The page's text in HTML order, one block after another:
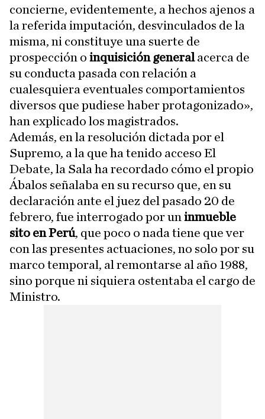
concierne, evidentemente, a hechos ajenos a
la referida imputación, desvinculados de la
misma, ni constituye una suerte de
prospección o inquisición generalacerca de
su conducta pasada con relación a
cualesquiera eventuales comportamientos
diversos que pudiese haber protagonizado»,
han explicado los magistrados.
Además, en la resolución dictada por el
Supremo, a la que ha tenido acceso El
Debate, la Sala ha recordado cómo el propio
Ábalos señalaba en su recurso que, en su
declaración ante el juez del pasado 20 de
febrero, fue interrogado por un inmueble
sito en Perú, que poco o nada tiene que ver
con las presentes actuaciones, no solo por su
marco temporal, al remontarse al año 1988,
sino porque ni siquiera ostentaba el cargo de
Ministro.